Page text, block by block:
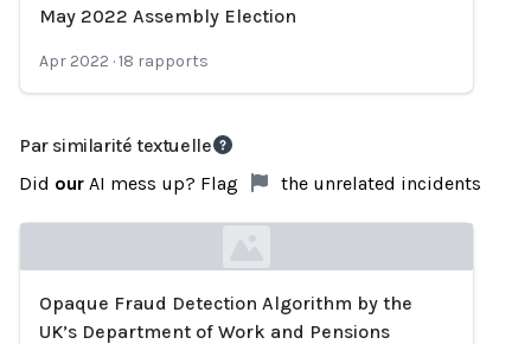
May 2022 Assembly Election
Apr 2022 ·18 rapports
Par similarité textuelle
Did our AI mess up? Flag the unrelated incidents
Loading...
Opaque Fraud Detection Algorithm by the
UK’s Department of Work and Pensions